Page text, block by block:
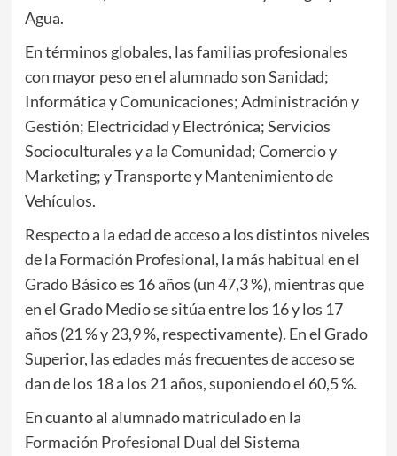
Agua.
En términos globales, las familias profesionales
con mayor peso en el alumnado son Sanidad;
Informática y Comunicaciones; Administración y
Gestión; Electricidad y Electrónica; Servicios
Socioculturales y a la Comunidad; Comercio y
Marketing; y Transporte y Mantenimiento de
Vehículos.
Respecto a la edad de acceso a los distintos niveles
de la Formación Profesional, la más habitual en el
Grado Básico es 16 años (un 47,3 %), mientras que
en el Grado Medio se sitúa entre los 16 y los 17
años (21 % y 23,9 %, respectivamente). En el Grado
Superior, las edades más frecuentes de acceso se
dan de los 18 a los 21 años, suponiendo el 60,5 %.
En cuanto al alumnado matriculado en la
Formación Profesional Dual del Sistema